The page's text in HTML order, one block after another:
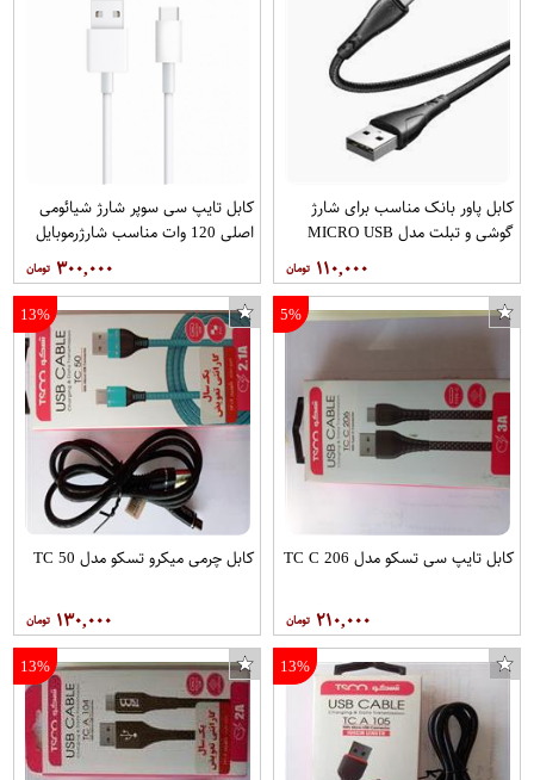
کابل پاور بانک مناسب برای شارژ
گوشی و تبلت مدل MICRO USB
۱۱۰,۰۰۰
کابل تایپ سی سوپر شارژ شیائومی
اصلی 120 وات مناسب شارژرموبایل
تبلت و... مدل شیائومی SUPER
CHARGER
۳۰۰,۰۰۰
5%
کابل تایپ سی تسکو مدل TC C 206
۲۱۰,۰۰۰
13%
کابل چرمی میکرو تسکو مدل TC 50
۱۳۰,۰۰۰
13%
13%